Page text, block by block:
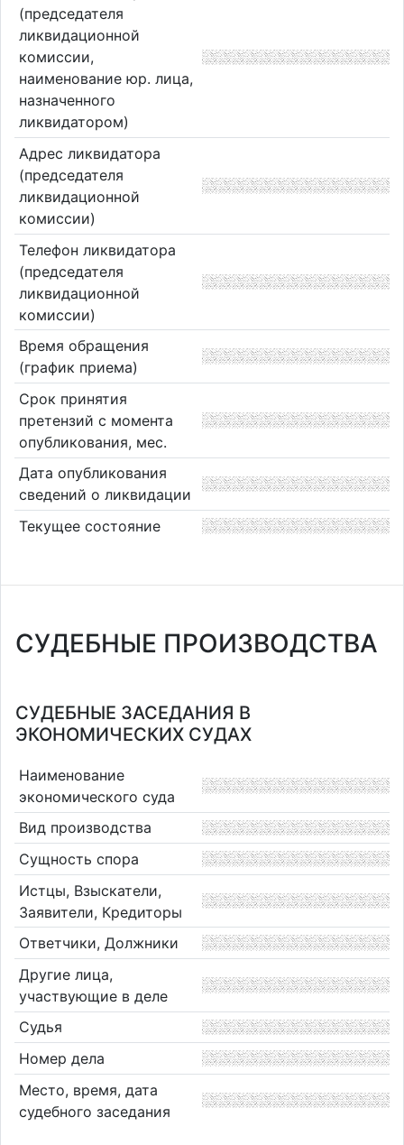
(председателя
ликвидационной
комиссии,
наименование юр. лица,
назначенного
ликвидатором)
Адрес ликвидатора
(председателя
ликвидационной
комиссии)
Телефон ликвидатора
(председателя
ликвидационной
комиссии)
Время обращения
(график приема)
Срок принятия
претензий с момента
опубликования, мес.
Дата опубликования
сведений о ликвидации
Текущее состояние
СУДЕБНЫЕ ПРОИЗВОДСТВА
СУДЕБНЫЕ ЗАСЕДАНИЯ В
ЭКОНОМИЧЕСКИХ СУДАХ
Наименование
экономического суда
Вид производства
Сущность спора
Истцы, Взыскатели,
Заявители, Кредиторы
Ответчики, Должники
Другие лица,
участвующие в деле
Судья
Номер дела
Место, время, дата
судебного заседания